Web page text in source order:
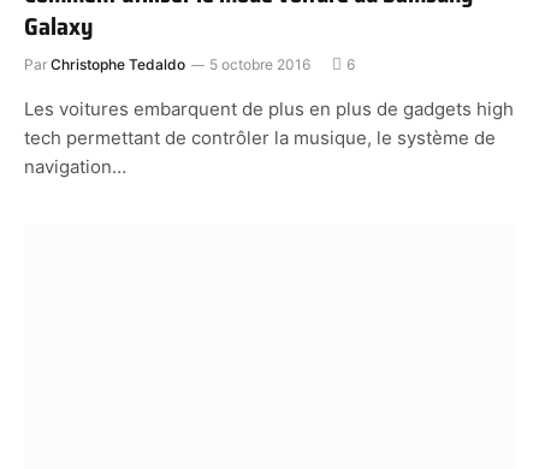
Galaxy
Par Christophe Tedaldo 5 octobre 2016 6
Les voitures embarquent de plus en plus de gadgets high
tech permettant de contrôler la musique, le système de
navigation…